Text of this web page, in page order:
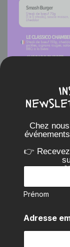
Chez
👉
P
é
n
m
Prénom
o
u
Adresse